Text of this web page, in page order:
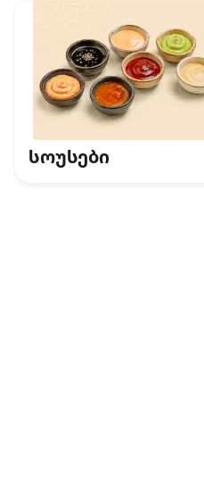
სოუსები